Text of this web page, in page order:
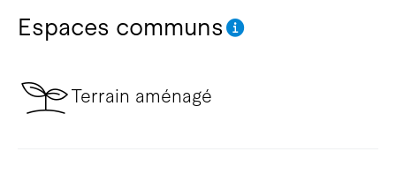
Espaces communs
Terrain aménagé